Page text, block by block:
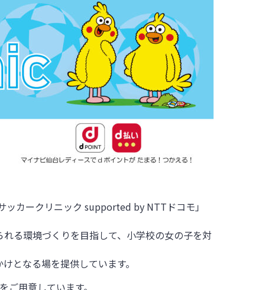
ッカークリニック supported by NTT ドコモ」
る環境づくりを目指して、小学校の女の子を対
となる場を提供しています。
ご用意しています。